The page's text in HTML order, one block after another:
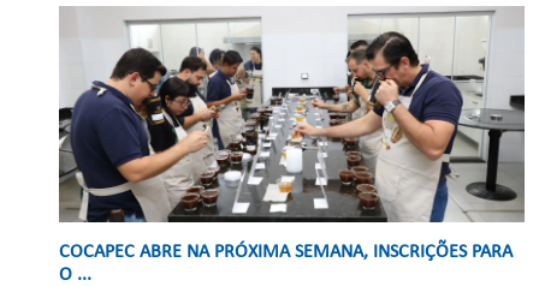
COCAPEC ABRE NA PRÓXIMA SEMANA, INSCRIÇÕES PARA
O ...